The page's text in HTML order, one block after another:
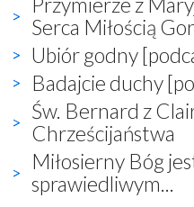
Serca Miłością
Ubiór godny
Badajcie duchy
Św. Bernard z
Chrześcijaństwa
Miłosierny Bóg
sprawiedliwym...